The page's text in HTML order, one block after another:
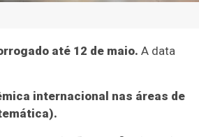
até 12 de maio. A data
internacional nas áreas de